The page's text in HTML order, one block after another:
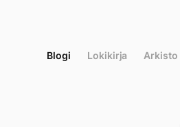
Blogi Lokikirja Arkisto